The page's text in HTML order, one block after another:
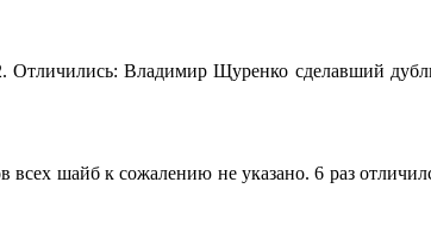
Отличились: Владимир Щуренко сделавший
всех шайб к сожалению не указано. 6 раз